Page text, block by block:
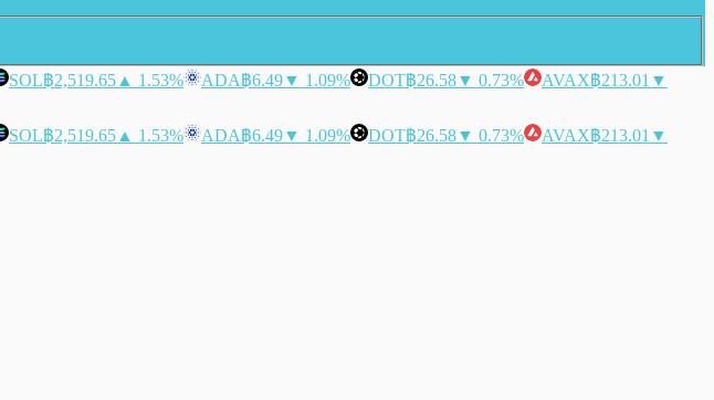
SOL฿2,519.65 ▲ 1.53% ADA฿6.49▼ 1.09% DOT฿26.58▼ 0.73% AVAX฿213.01 ▼
SOL฿2,519.65 ▲ 1.53% ADA฿6.49▼ 1.09% DOT฿26.58▼ 0.73% AVAX฿213.01 ▼